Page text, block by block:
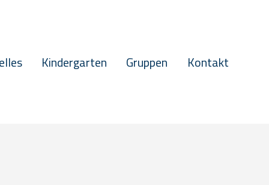
Kindergarten Gruppen Kontakt